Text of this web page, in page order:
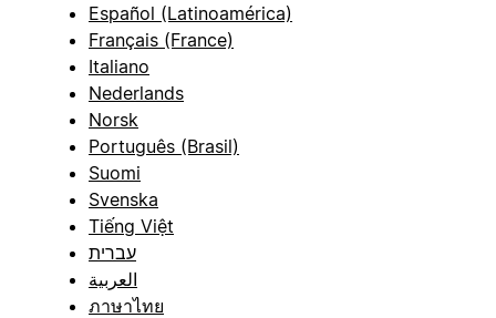
Español (Latinoamérica)
Français (France)
Italiano
Nederlands
Norsk
Português (Brasil)
Suomi
Svenska
Tiếng Việt
עברית
العربية
ภาษาไทย